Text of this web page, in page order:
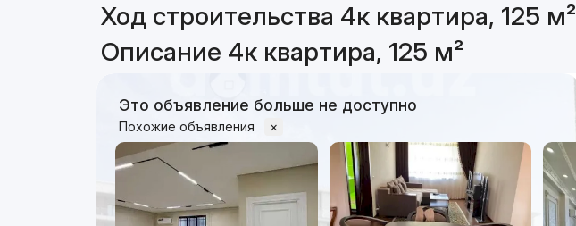
Ход строительства 4к квартира, 125 м²
Описание 4к квартира, 125 м²
Это объявление больше не доступно
Похожие объявления ×